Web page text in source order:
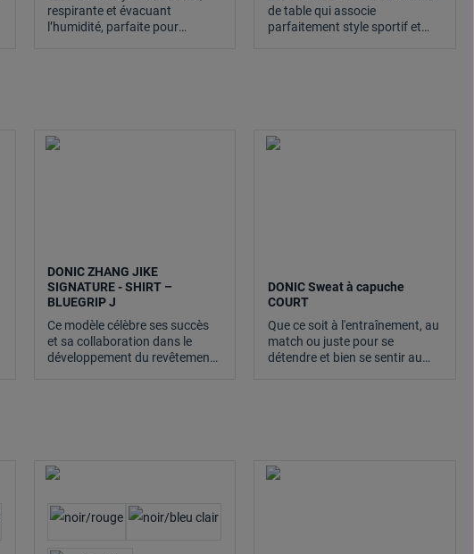
respirante et évacuant
l’humidité, parfaite pour
de table qui associe
parfaitement style sportif et
DONIC ZHANG JIKE
SIGNATURE - SHIRT –
BLUEGRIP J
Ce modèle célèbre ses succès
et sa collaboration dans le
développement du revêtement
DONIC Sweat à capuche
COURT
Que ce soit à l'entraînement, au
match ou juste pour se
détendre et bien se sentir au